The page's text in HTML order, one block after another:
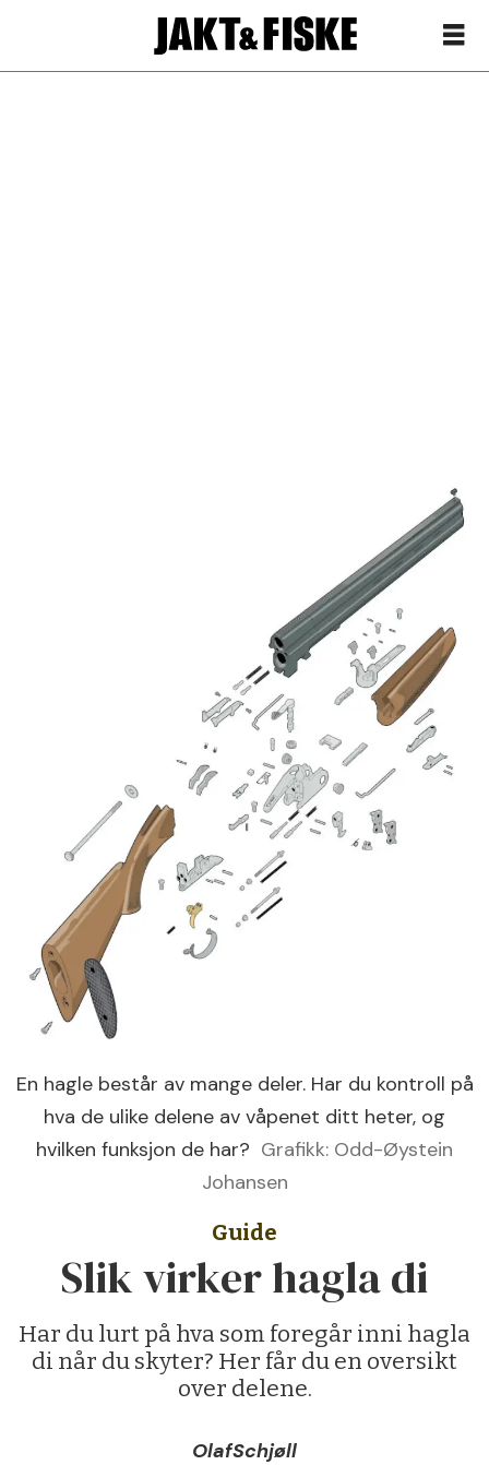
En hagle består av mange deler. Har du kontroll på
hva de ulike delene av våpenet ditt heter, og
hvilken funksjon de har? Grafikk: Odd-Øystein
Johansen
Guide
Slik virker hagla di
Har du lurt på hva som foregår inni hagla
di når du skyter? Her får du en oversikt
over delene.
OlafSchjøll